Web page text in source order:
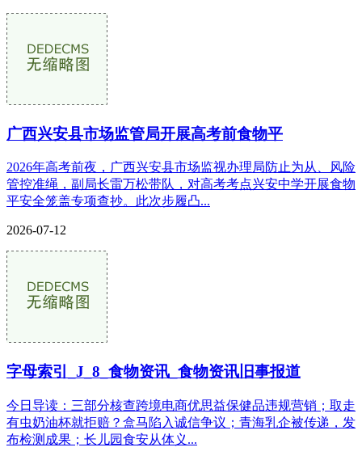
广西兴安县市场监管局开展高考前食物平
2026年高考前夜，广西兴安县市场监视办理局防止为从、风险
管控准绳，副局长雷万松带队，对高考考点兴安中学开展食物
平安全笼盖专项查抄。此次步履凸...
2026-07-12
字母索引_J_8_食物资讯_食物资讯旧事报道
今日导读：三部分核查跨境电商优思益保健品违规营销；取走
有虫奶油杯就拒赔？盒马陷入诚信争议；青海乳企被传递，发
布检测成果；长儿园食安从体义...